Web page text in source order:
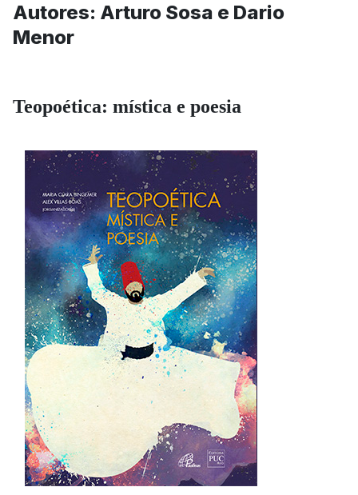
Autores: Arturo Sosa e Dario
Menor
Teopoética: mística e poesia